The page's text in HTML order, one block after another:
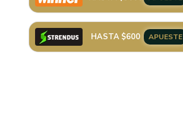
HASTA $600 APUESTE